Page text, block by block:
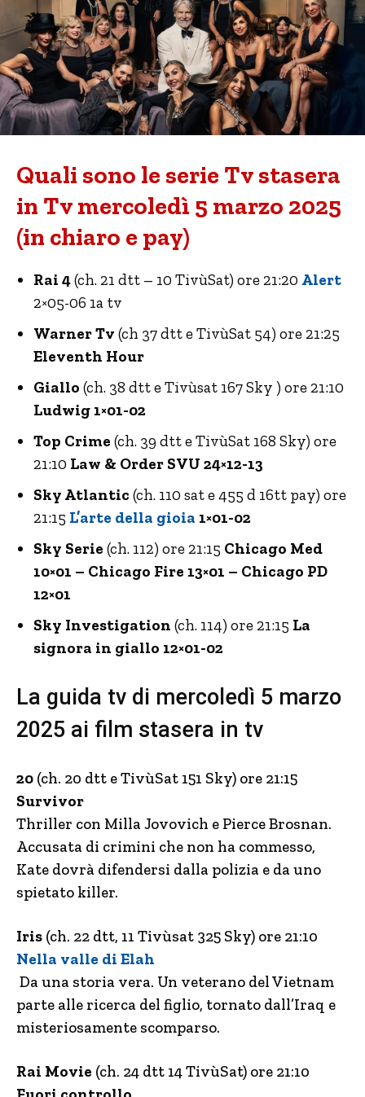
Quali sono le serie Tv stasera
in Tv mercoledì 5 marzo 2025
(in chiaro e pay)
Rai 4(ch. 21 dtt – 10 TivùSat) ore 21:20 Alert
2×05-06 1a tv
Warner Tv (ch 37 dtt e TivùSat 54) ore 21:25
Eleventh Hour
Giallo (ch. 38 dtt e Tivùsat 167 Sky ) ore 21:10
Ludwig 1×01-02
Top Crime (ch. 39 dtt e TivùSat 168 Sky) ore
21:10 Law & Order SVU 24×12-13
Sky Atlantic (ch. 110 sat e 455 d 16tt pay) ore
21:15 L’arte della gioia 1×01-02
Sky Serie (ch. 112) ore 21:15 Chicago Med
10×01 – Chicago Fire 13×01 – Chicago PD
12×01
Sky Investigation (ch. 114) ore 21:15 La
signora in giallo 12×01-02
La guida tv di mercoledì 5 marzo
2025 ai film stasera in tv
20 (ch. 20 dtt e TivùSat 151 Sky) ore 21:15
Survivor
Thriller con Milla Jovovich e Pierce Brosnan.
Accusata di crimini che non ha commesso,
Kate dovrà difendersi dalla polizia e da uno
spietato killer.
Iris (ch. 22 dtt, 11 Tivùsat 325 Sky) ore 21:10
Nella valle di Elah
Da una storia vera. Un veterano del Vietnam
parte alle ricerca del figlio, tornato dall’Iraq e
misteriosamente scomparso.
Rai Movie (ch. 24 dtt 14 TivùSat) ore 21:10